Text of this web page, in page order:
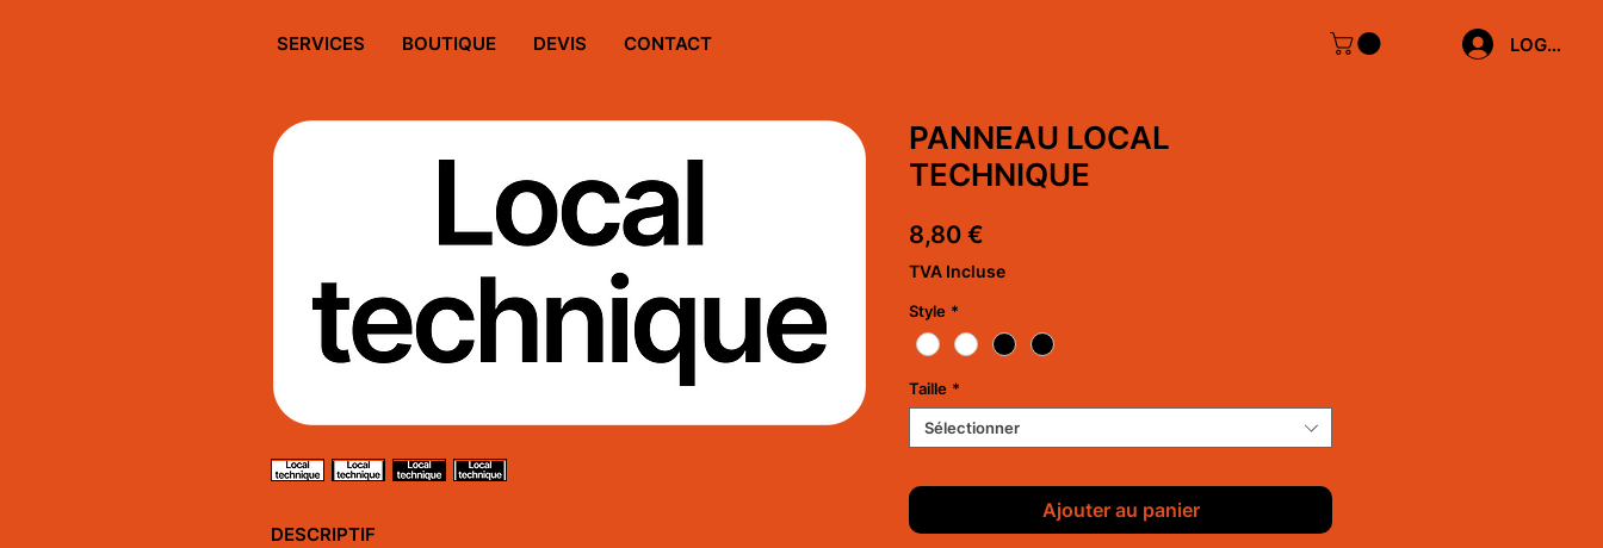
SERVICES BOUTIQUE DEVIS CONTACT LOG IN
DESCRIPTIF
PANNEAU LOCAL
TECHNIQUE
8,80 €
TVA Incluse
Style *
Taille *
Sélectionner
Ajouter au panier